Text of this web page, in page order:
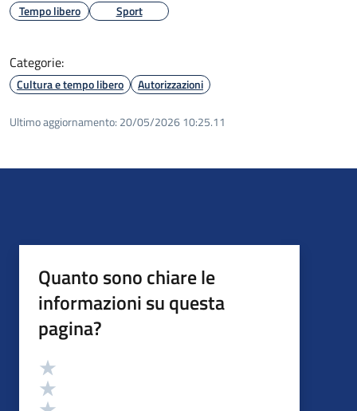
Tempo libero Sport
Categorie:
Cultura e tempo libero Autorizzazioni
Ultimo aggiornamento: 20/05/2026 10:25.11
Quanto sono chiare le
informazioni su questa
pagina?
Valutazione